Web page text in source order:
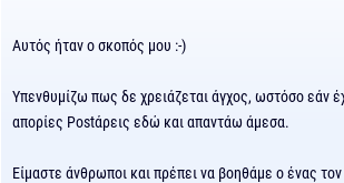
Αυτός ήταν ο σκοπός μου :-)
Υπενθυμίζω πως δε χρειάζεται άγχος, ωστόσο εάν
απορίες Postάρεις εδώ και απαντάω άμεσα.
Είμαστε άνθρωποι και πρέπει να βοηθάμε ο ένας